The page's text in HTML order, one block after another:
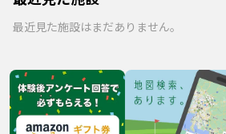
最近見た施設はまだありません。